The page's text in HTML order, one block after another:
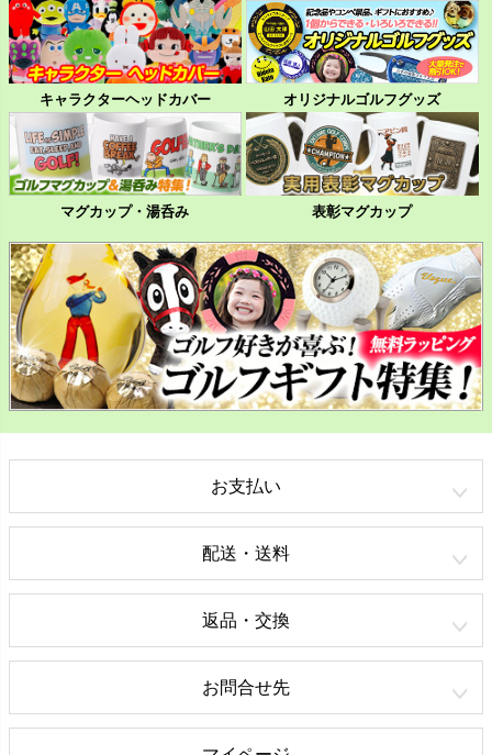
キャラクターヘッドカバー オリジナルゴルフグッズ
マグカップ・湯呑み 表彰マグカップ
お支払い
配送・送料
返品・交換
お問合せ先